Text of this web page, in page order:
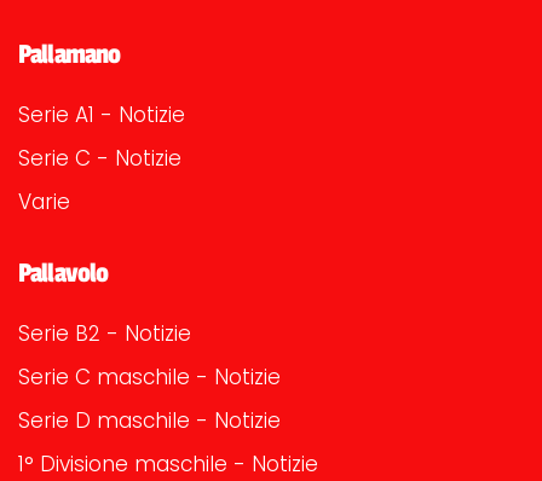
Pallamano
Serie A1 - Notizie
Serie C - Notizie
Varie
Pallavolo
Serie B2 - Notizie
Serie C maschile - Notizie
Serie D maschile - Notizie
1° Divisione maschile - Notizie